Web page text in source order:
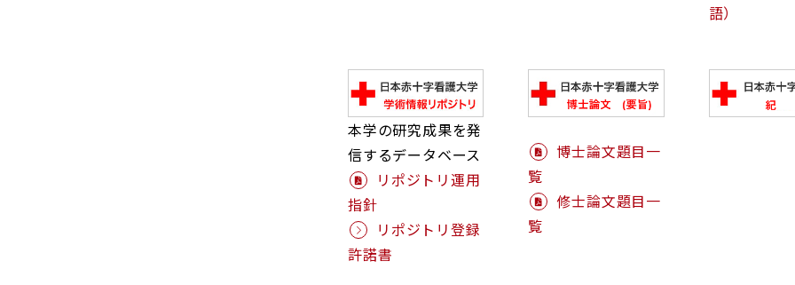
語）
本学の研究成果を発
信するデータベース
リポジトリ運用
指針
リポジトリ登録
許諾書
博士論文題目一
覧
修士論文題目一
覧